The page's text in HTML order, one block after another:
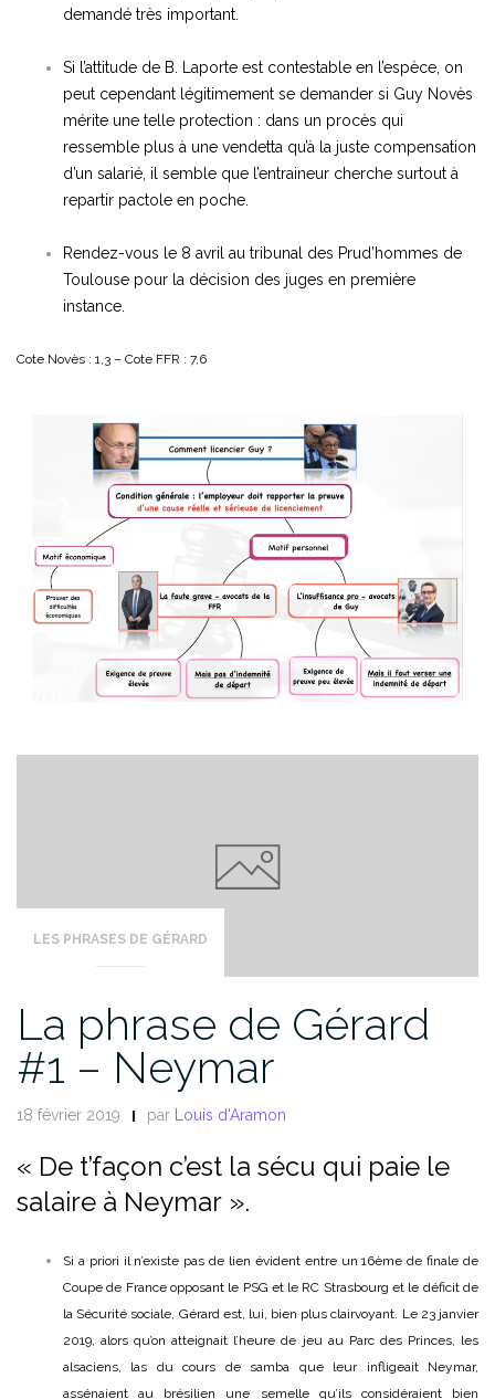
demandé très important.
Si l’attitude de B. Laporte est contestable en l’espèce, on
peut cependant légitimement se demander si Guy Novès
mérite une telle protection : dans un procès qui
ressemble plus à une vendetta qu’à la juste compensation
d’un salarié, il semble que l’entraineur cherche surtout à
repartir pactole en poche.
Rendez-vous le 8 avril au tribunal des Prud’hommes de
Toulouse pour la décision des juges en première
instance.
Cote Novès : 1,3 – Cote FFR : 7,6
LES PHRASES DE GÉRARD
La phrase de Gérard
#1 – Neymar
18 février 2019 par Louis d'Aramon
« De t’façon c’est la sécu qui paie le
salaire à Neymar ».
Si a priori il n’existe pas de lien évident entre un 16ème de finale de
Coupe de France opposant le PSG et le RC Strasbourg et le déficit de
la Sécurité sociale, Gérard est, lui, bien plus clairvoyant. Le 23 janvier
2019, alors qu’on atteignait l’heure de jeu au Parc des Princes, les
alsaciens, las du cours de samba que leur infligeait Neymar,
assénaient au brésilien une semelle qu’ils considéraient bien